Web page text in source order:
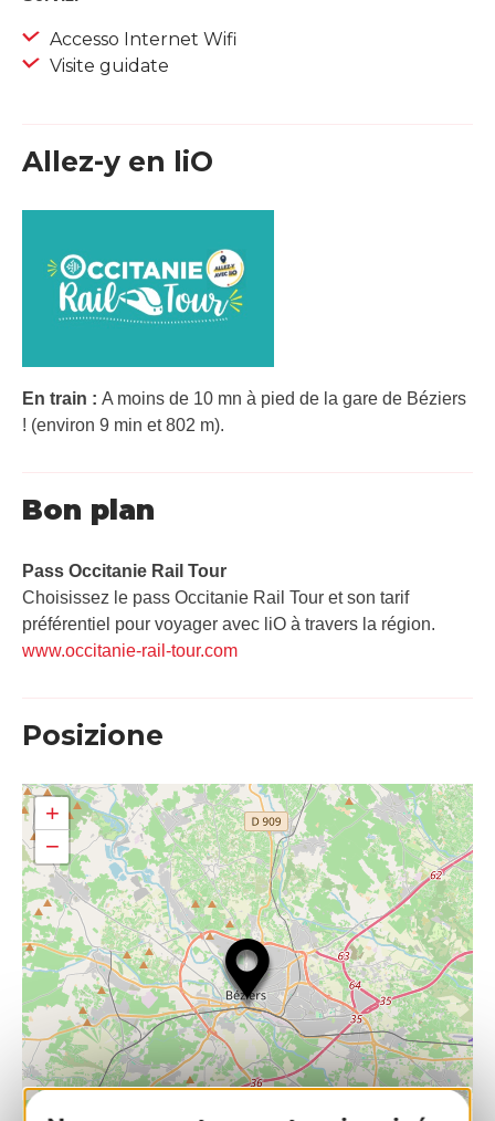
Accesso Internet Wifi
Visite guidate
Allez-y en liO
En train : A moins de 10 mn à pied de la gare de Béziers
! (environ 9 min et 802 m).
Bon plan
Pass Occitanie Rail Tour​
Choisissez le pass Occitanie Rail Tour et son tarif
préférentiel pour voyager avec liO à travers la région.
www.occitanie-rail-tour.com
Posizione
+
−